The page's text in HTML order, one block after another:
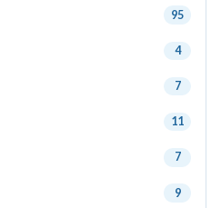
95
4
7
11
7
9